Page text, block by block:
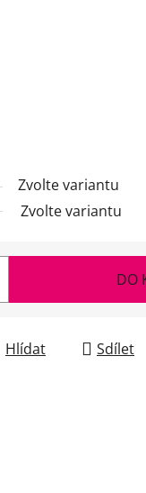
Zvolte variantu
Zvolte variantu
DO
Hlídat Sdílet